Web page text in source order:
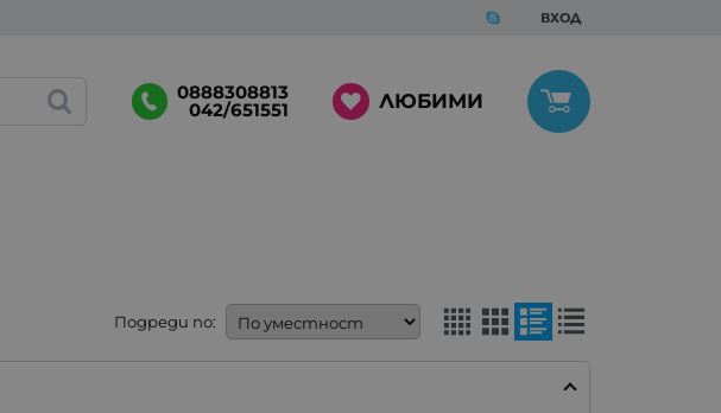
ВХОД
0888308813
042/651551 ЛЮБИМИ
Подреди по: